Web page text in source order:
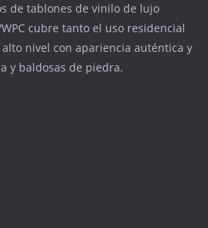
de tablones de vinilo de lujo
WPC cubre tanto el uso residencial
nivel con apariencia auténtica y
y baldosas de piedra.